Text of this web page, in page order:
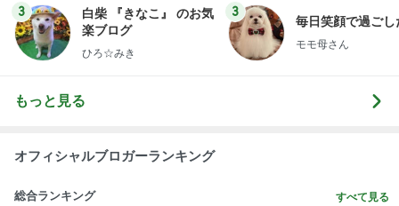
3
白柴 『きなこ』 のお気
楽ブログ
ひろ☆みき
3
毎日笑顔で過ごし
モモ母さん
もっと見る
オフィシャルブロガーランキング
総合ランキング すべて見る